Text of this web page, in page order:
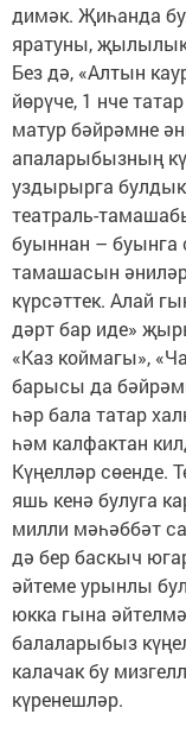
димәк. Җиһанда
яратуны,
Без дә, «Алтын
йөрүче, 1 нче
матур бәйрәмне
апаларыбызның
уздырырга
театраль-
буыннан – буынга
тамашасын
күрсәттек. Алай
дәрт бар иде»
«Каз коймагы»,
барысы да
һәр бала татар
һәм калфактан
Күңелләр сөенде.
яшь кенә булуга
милли мәһәббәт
дә бер баскыч
әйтеме урынлы
юкка гына
балаларыбыз
калачак бу
күренешләр.